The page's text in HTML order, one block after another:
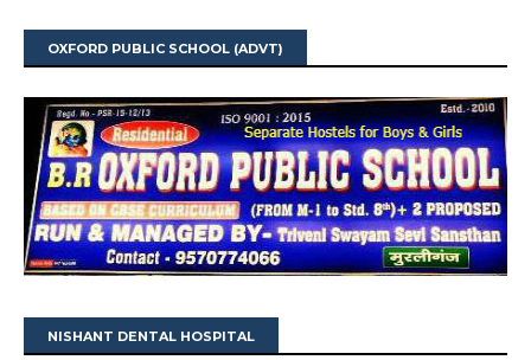
OXFORD PUBLIC SCHOOL (ADVT)
NISHANT DENTAL HOSPITAL